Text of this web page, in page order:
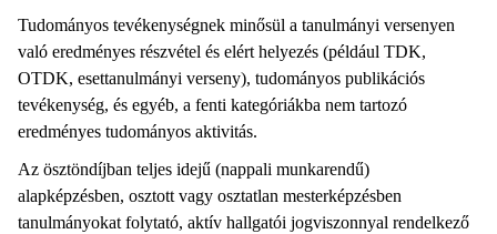
Tudományos tevékenységnek minősül a tanulmányi versenyen
való eredményes részvétel és elért helyezés (például TDK,
OTDK, esettanulmányi verseny), tudományos publikációs
tevékenység, és egyéb, a fenti kategóriákba nem tartozó
eredményes tudományos aktivitás.
Az ösztöndíjban teljes idejű (nappali munkarendű)
alapképzésben, osztott vagy osztatlan mesterképzésben
tanulmányokat folytató, aktív hallgatói jogviszonnyal rendelkező